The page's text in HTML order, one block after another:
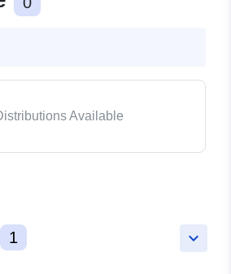
Available
keyboard_arrow_down
1